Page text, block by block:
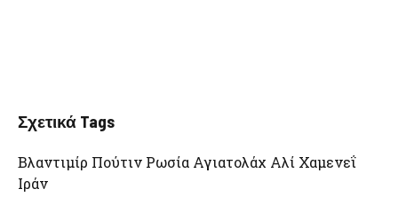
Σχετικά Tags
Βλαντιμίρ Πούτιν Ρωσία Αγιατολάχ Αλί Χαμενεΐ
Ιράν